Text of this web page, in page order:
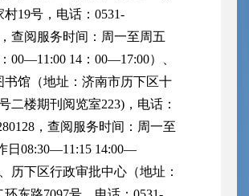
村19号，电话：0531-
查阅服务时间：周一至周五
00—11:00 14：00—17:00）、
书馆（地址：济南市历下区十
二楼期刊阅览室223)，电话：
，查阅服务时间：周一至
日08:30—11:15 14:00—
历下区行政审批中心（地址：